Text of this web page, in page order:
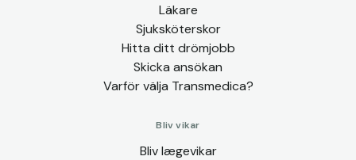
Läkare
Sjuksköterskor
Hitta ditt drömjobb
Skicka ansökan
Varför välja Transmedica?
Bliv vikar
Bliv lægevikar